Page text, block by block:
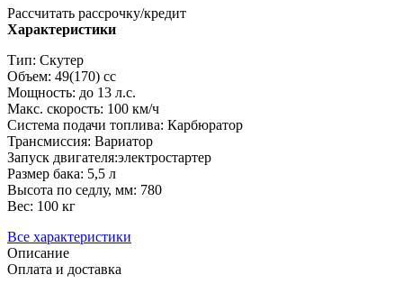
Рассчитать рассрочку/кредит
Характеристики
Тип: Скутер
Объем: 49(170) сс
Мощность: до 13 л.с.
Макс. скорость: 100 км/ч
Система подачи топлива: Карбюратор
Трансмиссия: Вариатор
Запуск двигателя:электростартер
Размер бака: 5,5 л
Высота по седлу, мм: 780
Вес: 100 кг
Все характеристики
Описание
Оплата и доставка